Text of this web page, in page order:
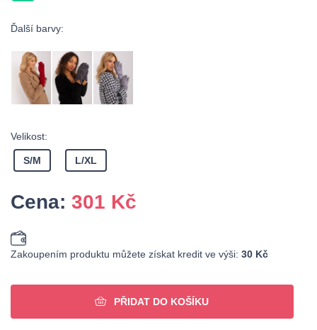
Ďalší barvy:
Velikost:
S/M L/XL
Cena: 301 Kč
Zakoupením produktu můžete získat kredit ve výši: 30 Kč
PŘIDAT DO KOŠÍKU